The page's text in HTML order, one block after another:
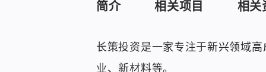
简介 相关项目 相关
长策投资是一家专注于新兴领域
业、新材料等。